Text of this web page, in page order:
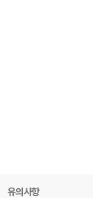
유의사항